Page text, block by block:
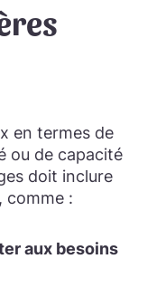
en termes de
ou de capacité
doit inclure
comme :
aux besoins